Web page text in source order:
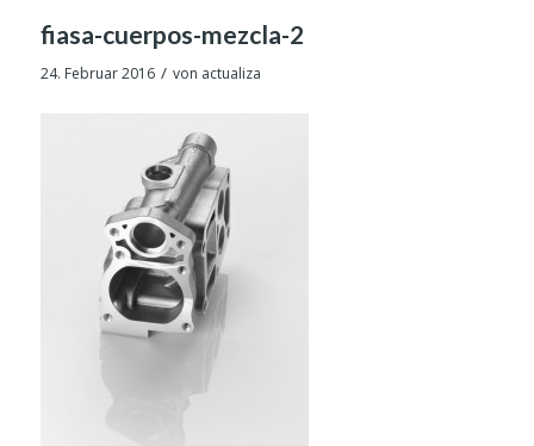
fiasa-cuerpos-mezcla-2
24. Februar 2016 / von actualiza